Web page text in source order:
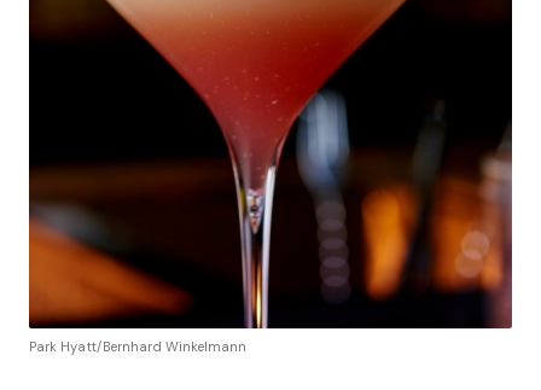
Park Hyatt/Bernhard Winkelmann